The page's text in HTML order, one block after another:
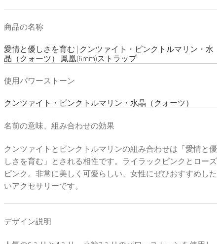
商品の名称
愛情と優しさを育む | クンツァイト・ピンクトルマリン・水
晶（クォーツ） 鳳凰(6mm)ストラップ
使用パワーストーン
クンツァイト・ピンクトルマリン・水晶（クォーツ）
名前の意味、組み合わせの効果
クンツァイトとピンクトルマリンの組み合わせは「愛情と優
しさを育む」とされる相性です。ライラックピンクとローズ
ピンク。非常に美しく可愛らしい、女性にぜひおすすめした
いアクセサリーです。
デザイン説明